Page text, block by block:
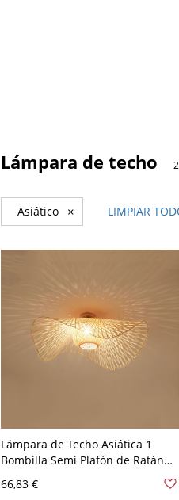
Lámpara de techo
Asiático × LIMPIAR
Lámpara de Techo Asiática 1
Bombilla Semi Plafón de Ratán
de Linterna en Marrón - Marrón
110 A 120 V 48,26 cm
66,83 €